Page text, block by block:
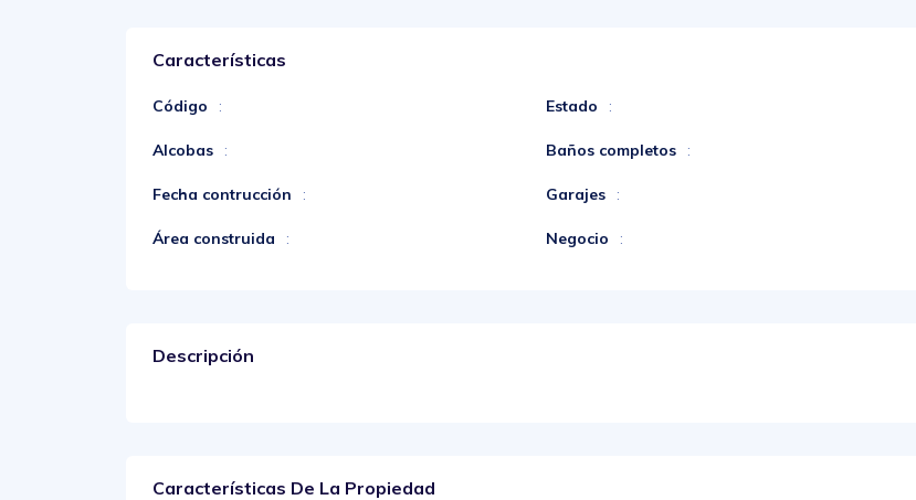
Características
Código : Estado :
Alcobas : Baños completos :
Fecha contrucción : Garajes :
Área construida : Negocio :
Descripción
Características De La Propiedad